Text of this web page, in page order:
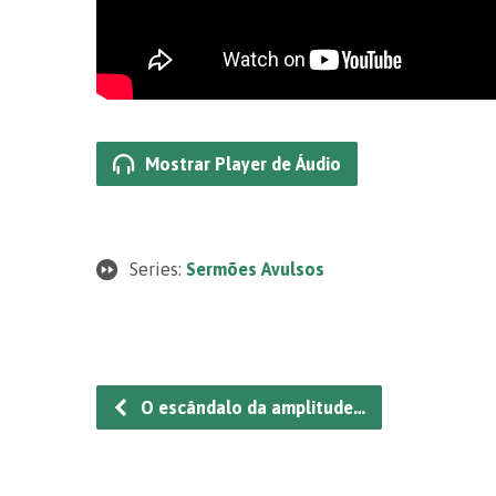
Mostrar Player de Áudio
Series: Sermões Avulsos
O escândalo da amplitude…